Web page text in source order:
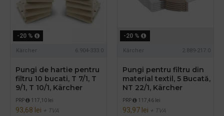
-20 %
Kärcher 6.904-333.0
Pungi de hartie pentru
filtru 10 bucati, T 7/1, T
9/1, T 10/1, Kärcher
PRP 117,10 lei
93,68 lei + TVA
-20 %
Kärcher 2.889-217.0
Pungi pentru filtru din
material textil, 5 Bucată,
NT 22/1, Kärcher
PRP 117,46 lei
93,97 lei + TVA